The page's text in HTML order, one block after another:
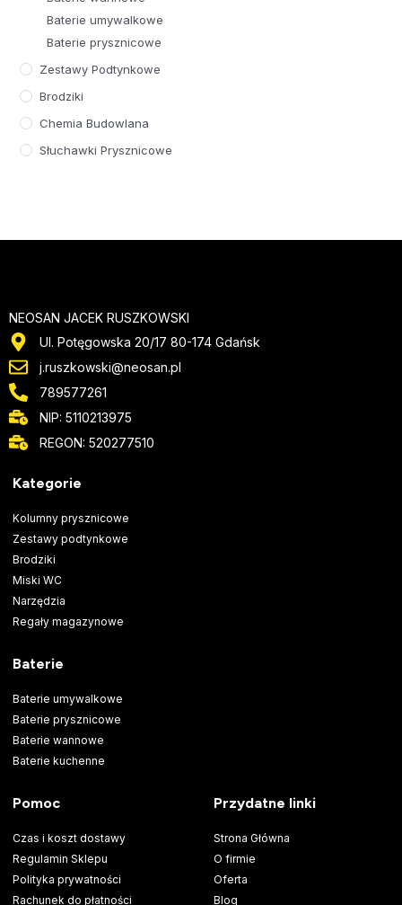
Baterie umywalkowe
Baterie prysznicowe
Zestawy Podtynkowe
Brodziki
Chemia Budowlana
Słuchawki Prysznicowe
NEOSAN JACEK RUSZKOWSKI
Ul. Potęgowska 20/17 80-174 Gdańsk
j.ruszkowski@neosan.pl
789577261
NIP: 5110213975
REGON: 520277510
Kategorie
Kolumny prysznicowe
Zestawy podtynkowe
Brodziki
Miski WC
Narzędzia
Regały magazynowe
Baterie
Baterie umywalkowe
Baterie prysznicowe
Baterie wannowe
Baterie kuchenne
Pomoc
Czas i koszt dostawy
Regulamin Sklepu
Polityka prywatności
Rachunek do płatności
Przydatne linki
Strona Główna
O firmie
Oferta
Blog